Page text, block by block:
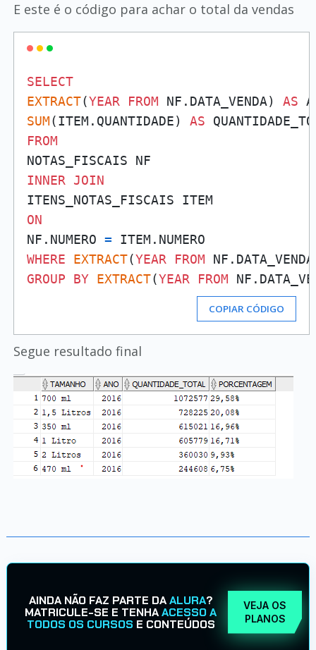
E este é o código para achar o total da vendas
SELECT
EXTRACT(YEAR FROM NF.DATA_VENDA) AS
SUM(ITEM.QUANTIDADE) AS
FROM
INNER
JOIN
ON
NF.NUMERO =
WHERE
EXTRACT(YEAR FROM
GROUP
BY EXTRACT(YEAR FROM
COPIAR CÓDIGO
Segue resultado final
AINDA NÃO FAZ PARTE DAALURA?
MATRICULE-SE E TENHAACESSO A
TODOS OS CURSOS E CONTEÚDOS
VEJA OS
PLANOS